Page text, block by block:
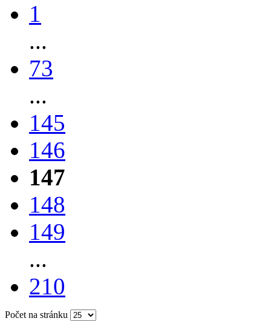
1
...
73
...
145
146
147
148
149
...
210
Počet na stránku